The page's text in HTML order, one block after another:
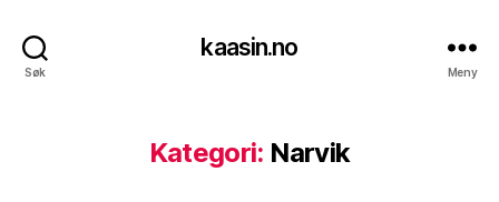
Søk
kaasin.no
Meny
Kategori: Narvik